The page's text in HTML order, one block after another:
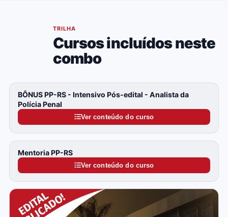
TRILHA
Cursos incluídos neste
combo
BÔNUS PP-RS - Intensivo Pós-edital - Analista da
Polícia Penal
Ver conteúdo do curso
Mentoria PP-RS
Ver conteúdo do curso